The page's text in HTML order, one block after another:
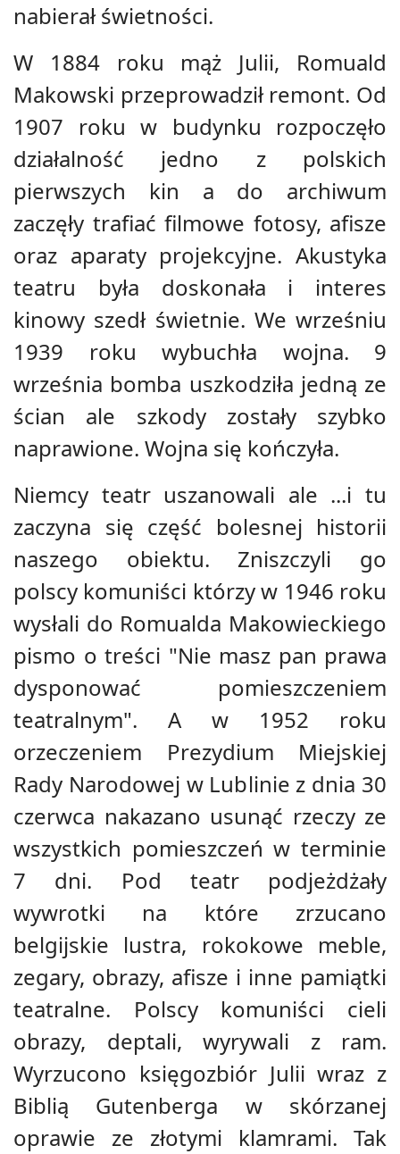
nabierał świetności.
W 1884 roku mąż Julii, Romuald
Makowski przeprowadził remont. Od
1907 roku w budynku rozpoczęło
działalność jedno z polskich
pierwszych kin a do archiwum
zaczęły trafiać filmowe fotosy, afisze
oraz aparaty projekcyjne. Akustyka
teatru była doskonała i interes
kinowy szedł świetnie. We wrześniu
1939 roku wybuchła wojna. 9
września bomba uszkodziła jedną ze
ścian ale szkody zostały szybko
naprawione. Wojna się kończyła.
Niemcy teatr uszanowali ale ...i tu
zaczyna się część bolesnej historii
naszego obiektu. Zniszczyli go
polscy komuniści którzy w 1946 roku
wysłali do Romualda Makowieckiego
pismo o treści "Nie masz pan prawa
dysponować pomieszczeniem
teatralnym". A w 1952 roku
orzeczeniem Prezydium Miejskiej
Rady Narodowej w Lublinie z dnia 30
czerwca nakazano usunąć rzeczy ze
wszystkich pomieszczeń w terminie
7 dni. Pod teatr podjeżdżały
wywrotki na które zrzucano
belgijskie lustra, rokokowe meble,
zegary, obrazy, afisze i inne pamiątki
teatralne. Polscy komuniści cieli
obrazy, deptali, wyrywali z ram.
Wyrzucono księgozbiór Julii wraz z
Biblią Gutenberga w skórzanej
oprawie ze złotymi klamrami. Tak